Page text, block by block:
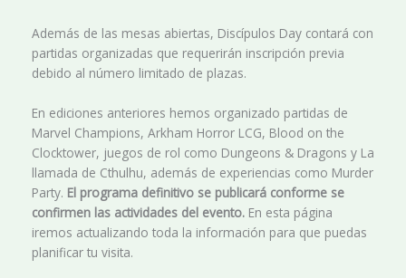
Además de las mesas abiertas, Discípulos Day contará con
partidas organizadas que requerirán inscripción previa
debido al número limitado de plazas.
En ediciones anteriores hemos organizado partidas de
Marvel Champions, Arkham Horror LCG, Blood on the
Clocktower, juegos de rol como Dungeons & Dragons y La
llamada de Cthulhu, además de experiencias como Murder
Party. El programa definitivo se publicará conforme se
confirmen las actividades del evento. En esta página
iremos actualizando toda la información para que puedas
planificar tu visita.